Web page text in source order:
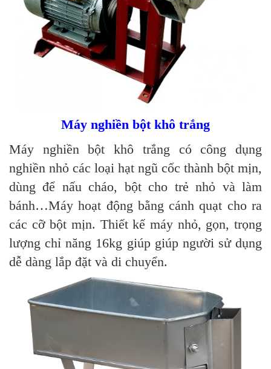
Máy nghiền bột khô trắng
Máy nghiền bột khô trắng có công dụng
nghiền nhỏ các loại hạt ngũ cốc thành bột mịn,
dùng để nấu cháo, bột cho trẻ nhỏ và làm
bánh…Máy hoạt động bằng cánh quạt cho ra
các cỡ bột mịn. Thiết kế máy nhỏ, gọn, trọng
lượng chỉ năng 16kg giúp giúp người sử dụng
dễ dàng lắp đặt và di chuyển.